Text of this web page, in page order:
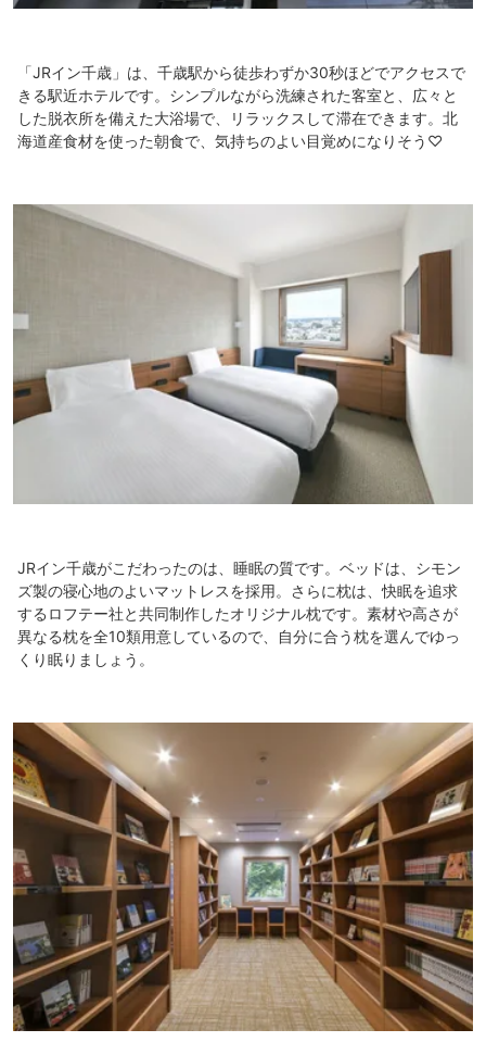
「JRイン千歳」は、千歳駅から徒歩わずか30秒ほどでアクセスで
きる駅近ホテルです。シンプルながら洗練された客室と、広々と
した脱衣所を備えた大浴場で、リラックスして滞在できます。北
海道産食材を使った朝食で、気持ちのよい目覚めになりそう♡
JRイン千歳がこだわったのは、睡眠の質です。ベッドは、シモン
ズ製の寝心地のよいマットレスを採用。さらに枕は、快眠を追求
するロフテー社と共同制作したオリジナル枕です。素材や高さが
異なる枕を全10類用意しているので、自分に合う枕を選んでゆっ
くり眠りましょう。